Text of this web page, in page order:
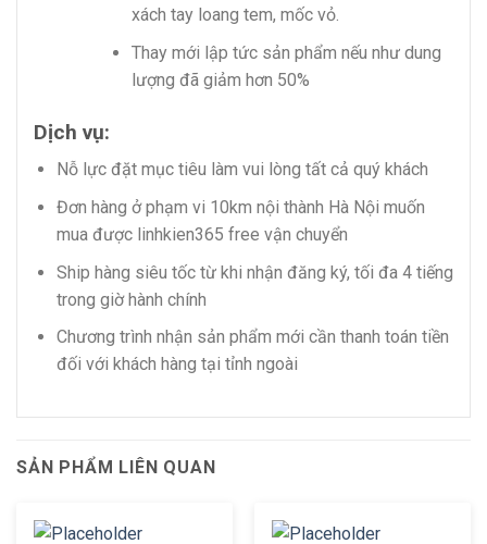
xách tay loang tem, mốc vỏ.
Thay mới lập tức sản phẩm nếu như dung
lượng đã giảm hơn 50%
Dịch vụ:
Nỗ lực đặt mục tiêu làm vui lòng tất cả quý khách
Đơn hàng ở phạm vi 10km nội thành Hà Nội muốn
mua được linhkien365 free vận chuyển
Ship hàng siêu tốc từ khi nhận đăng ký, tối đa 4 tiếng
trong giờ hành chính
Chương trình nhận sản phẩm mới cần thanh toán tiền
đối với khách hàng tại tỉnh ngoài
SẢN PHẨM LIÊN QUAN